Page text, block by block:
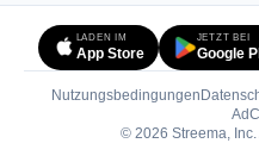
LADEN IM
App Store
JETZT BEI
Google
Nutzungsbedingungen
© 2026 Streema,